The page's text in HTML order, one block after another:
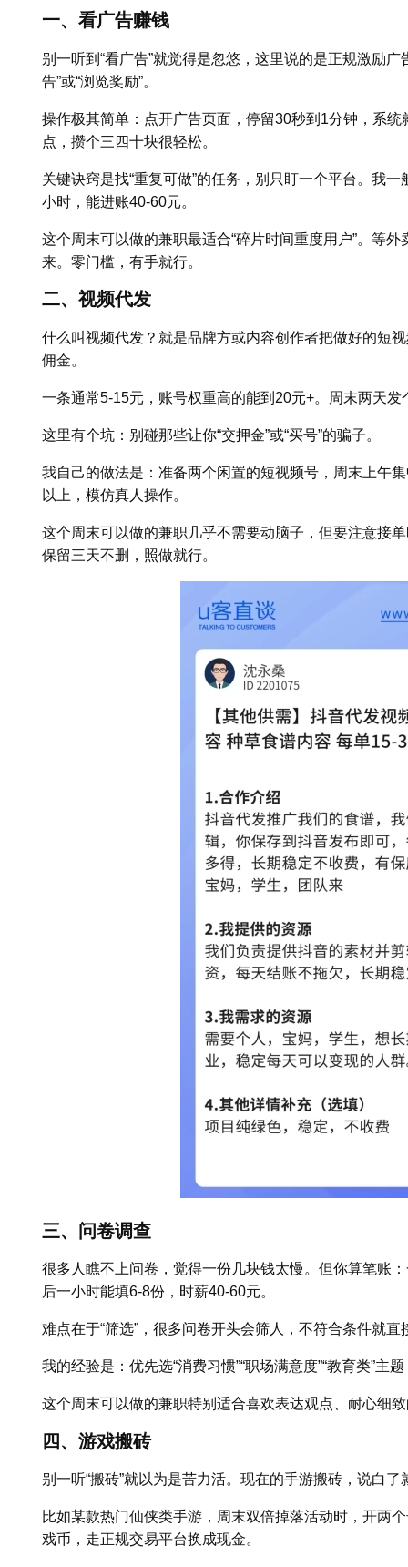
一、看广告赚钱
别一听到“看广告”就觉得是忽悠，这里说的是正规激励
告”或“浏览奖励”。
操作极其简单：点开广告页面，停留30秒到1分钟，系
点，攒个三四十块很轻松。
关键诀窍是找“重复可做”的任务，别只盯一个平台。我
小时，能进账40-60元。
这个周末可以做的兼职最适合“碎片时间重度用户”。等
来。零门槛，有手就行。
二、视频代发
什么叫视频代发？就是品牌方或内容创作者把做好的短
佣金。
一条通常5-15元，账号权重高的能到20元+。周末两天
这里有个坑：别碰那些让你“交押金”或“买号”的骗子。
我自己的做法是：准备两个闲置的短视频号，周末上午
以上，模仿真人操作。
这个周末可以做的兼职几乎不需要动脑子，但要注意接
保留三天不删，照做就行。
三、问卷调查
很多人瞧不上问卷，觉得一份几块钱太慢。但你算笔账
后一小时能填6-8份，时薪40-60元。
难点在于“筛选”，很多问卷开头会筛人，不符合条件就
我的经验是：优先选“消费习惯”“职场满意度”“教育类”主
这个周末可以做的兼职特别适合喜欢表达观点、耐心细
四、游戏搬砖
别一听“搬砖”就以为是苦力活。现在的手游搬砖，说白
比如某款热门仙侠类手游，周末双倍掉落活动时，开两
戏币，走正规交易平台换成现金。